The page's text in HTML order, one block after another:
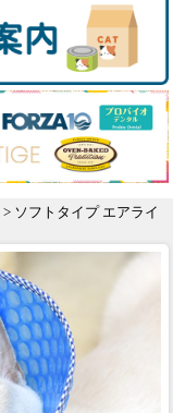
> ソフトタイプ エアライ